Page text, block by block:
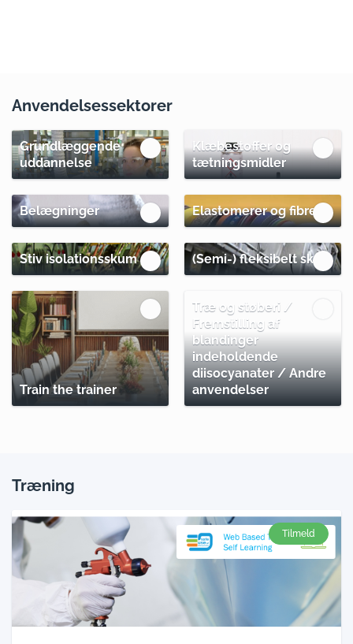
Anvendelsessektorer
Grundlæggende
uddannelse
Klæbestoffer og
tætningsmidler
Belægninger Elastomerer og fibre
Stiv isolationsskum (Semi-) fleksibelt skum
Train the trainer
Træ og støberi /
Fremstilling af
blandinger
indeholdende
diisocyanater / Andre
anvendelser
Træning
Tilmeld